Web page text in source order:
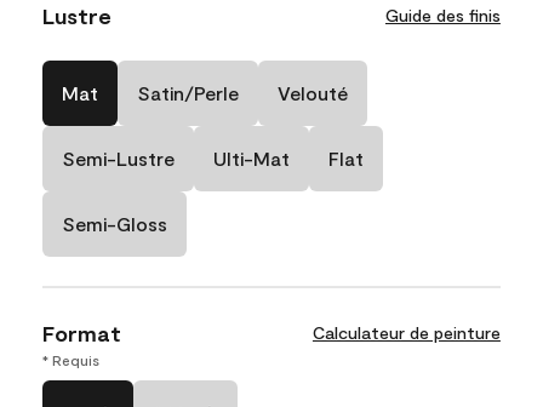
Lustre Guide des finis
Mat Satin/Perle Velouté
Semi-Lustre Ulti-Mat Flat
Semi-Gloss
Format Calculateur de peinture
* Requis